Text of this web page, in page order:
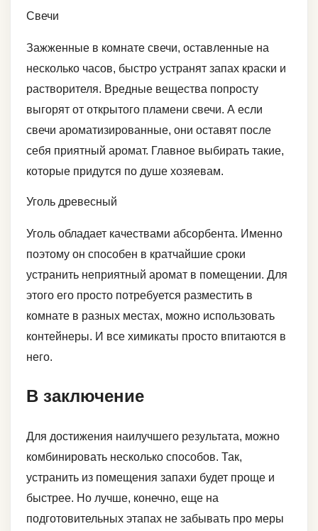
Свечи
Зажженные в комнате свечи, оставленные на
несколько часов, быстро устранят запах краски и
растворителя. Вредные вещества попросту
выгорят от открытого пламени свечи. А если
свечи ароматизированные, они оставят после
себя приятный аромат. Главное выбирать такие,
которые придутся по душе хозяевам.
Уголь древесный
Уголь обладает качествами абсорбента. Именно
поэтому он способен в кратчайшие сроки
устранить неприятный аромат в помещении. Для
этого его просто потребуется разместить в
комнате в разных местах, можно использовать
контейнеры. И все химикаты просто впитаются в
него.
В заключение
Для достижения наилучшего результата, можно
комбинировать несколько способов. Так,
устранить из помещения запахи будет проще и
быстрее. Но лучше, конечно, еще на
подготовительных этапах не забывать про меры